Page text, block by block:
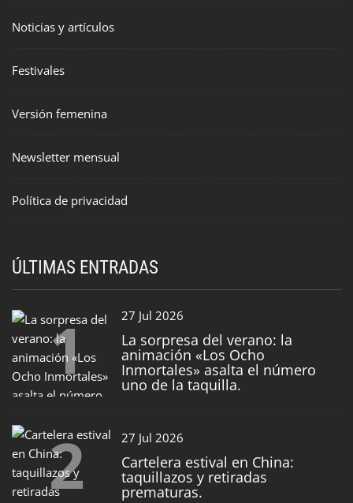
Noticias y artículos
Festivales
Versión femenina
Newsletter mensual
Política de privacidad
ÚLTIMAS ENTRADAS
1 27 Jul 2026
La sorpresa del verano: la
animación «Los Ocho
Inmortales» asalta el número
uno de la taquilla.
2 27 Jul 2026
Cartelera estival en China:
taquillazos y retiradas
prematuras.